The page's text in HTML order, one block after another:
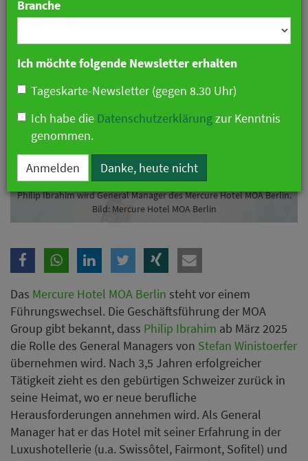
09. Januar 2025 21:29 Uhr
Philip Ibrahim wird General Manager des Mercure Hotel MOA Berlin.
Bild: Mercure Hotel MOA Berlin
Das Mercure Hotel MOA Berlin steht vor einem
Führungswechsel. Die Geschäftsführung der MOA
Group gibt bekannt, dass Philip Ibrahim ab März 2025
die Rolle des General Managers von Stefan Winistoerfer
übernehmen wird. Nach 3,5 Jahren erfolgreicher
Tätigkeit zieht es den gebürtigen Schweizer zurück in
seine Heimat, wo er neue berufliche
Herausforderungen annehmen wird. Als General
Manager hat er das Hotel mit seiner Erfahrung in der
Luxushotellerie (u.a. Swissôtel, Fairmont, Sofitel) und
Ich möchte folgende Newsletter erhalten
Tageskarte-Newsletter (gegen 8.30 Uhr)
Ich habe die
genommen.